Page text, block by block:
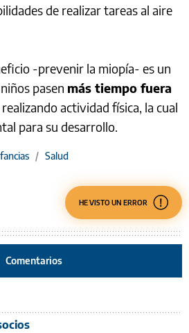
de realizar tareas al aire
-prevenir la miopía- es un
pasen más tiempo fuera
realizando actividad física, la cual
para su desarrollo.
/ Salud
HE VISTO UN ERROR
Comentarios